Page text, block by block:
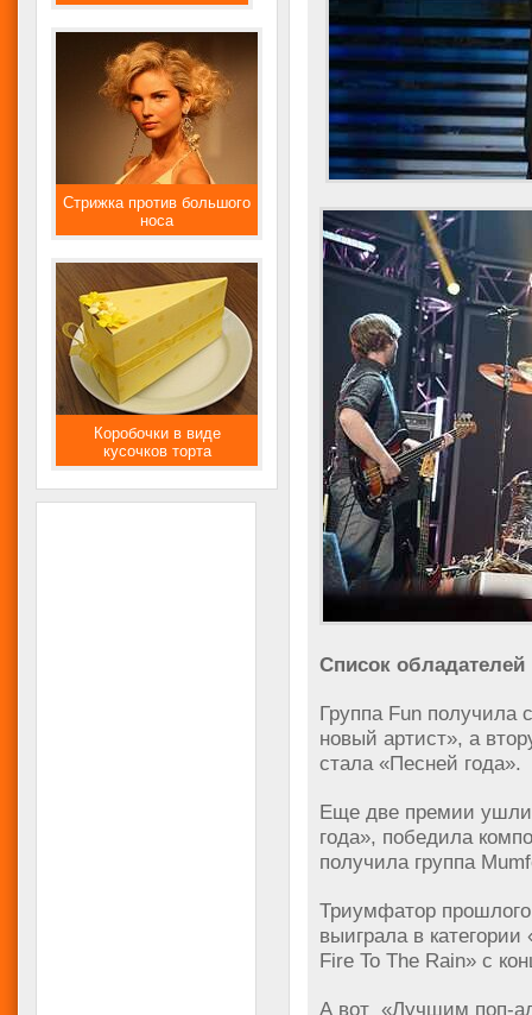
Список
Группа Fun получила
новый артист», а
стала «Песней года».
Еще две премии ушли
года», победила
получила группа
Триумфатор
выиграла в
Fire To The Rain» с
А вот «Лучшим поп-
Стрижка против большого
носа
Коробочки в виде
кусочков торта